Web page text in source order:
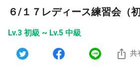
６/１７レディース練習会（初
Lv.3 初級 ~ Lv.5 中級
共